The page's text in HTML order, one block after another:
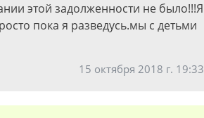
этой задолженности не было!!!Я
пока я разведусь.мы с детьми
15 октября 2018 г. 19:33